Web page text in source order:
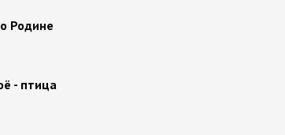
Родине
- птица